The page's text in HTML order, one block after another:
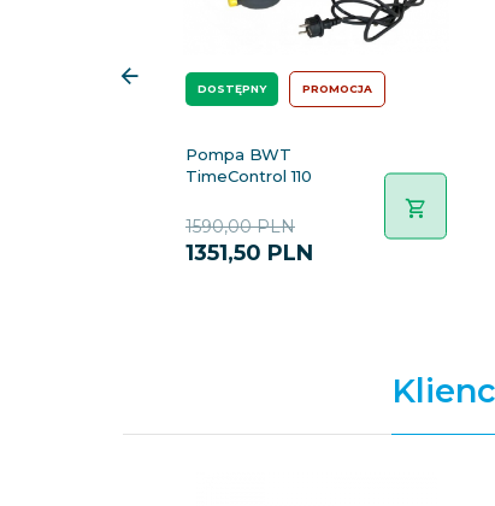
DOSTĘPNY PROMOCJA
Pompa BWT
TimeControl 110
1351,50 PLN
1590,00 PLN